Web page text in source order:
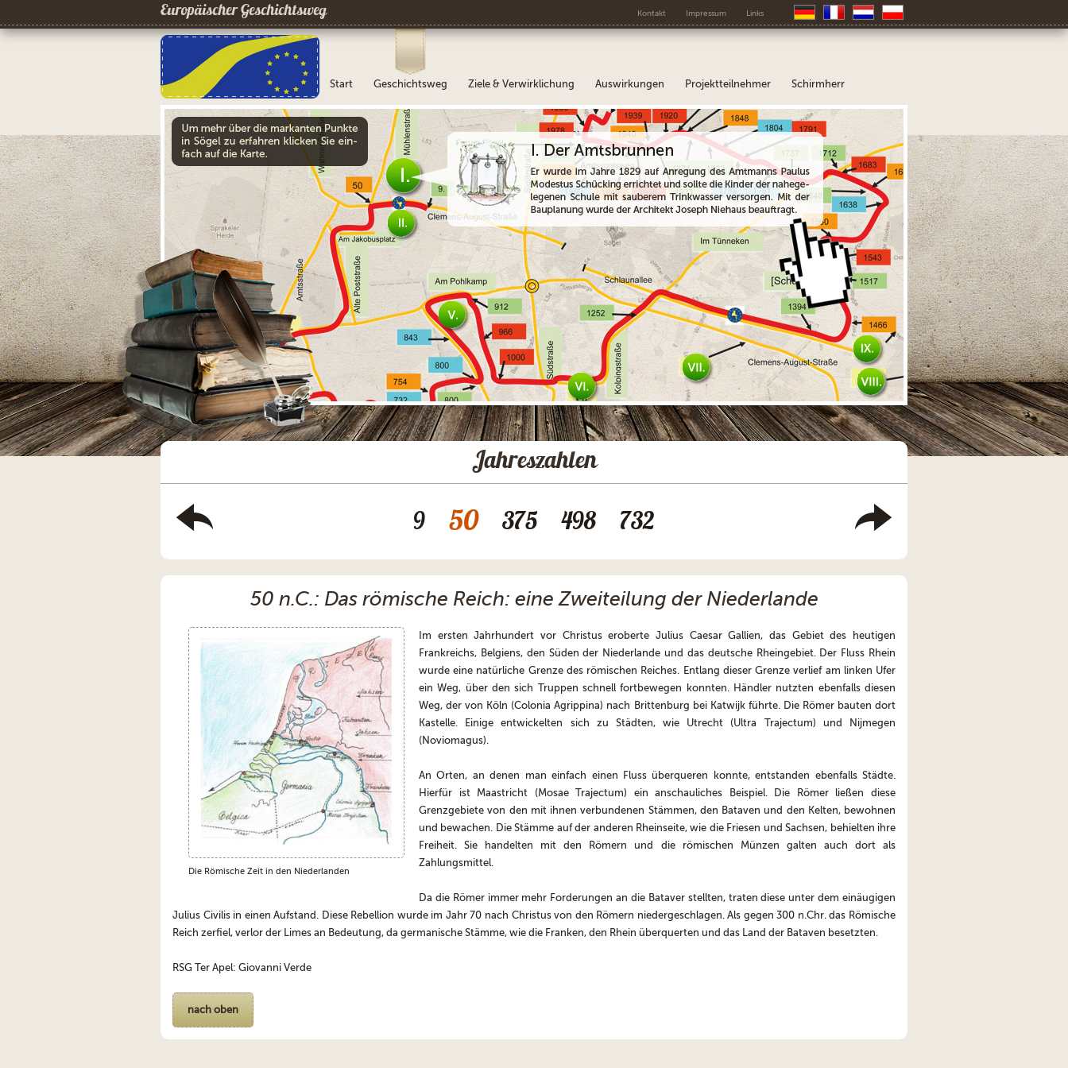
Europäischer Geschichtsweg Kontakt Impressum Links
Start Geschichtsweg Ziele & Verwirklichung Auswirkungen Projektteilnehmer Schirmherr
Jahreszahlen
9 50 375 498 732
50 n.C.: Das römische Reich: eine Zweiteilung der Niederlande
Die Römische Zeit in den Niederlanden
Im ersten Jahrhundert vor Christus eroberte Julius Caesar Gallien, das Gebiet des heutigen
Frankreichs, Belgiens, den Süden der Niederlande und das deutsche Rheingebiet. Der Fluss Rhein
wurde eine natürliche Grenze des römischen Reiches. Entlang dieser Grenze verlief am linken Ufer
ein Weg, über den sich Truppen schnell fortbewegen konnten. Händler nutzten ebenfalls diesen
Weg, der von Köln (Colonia Agrippina) nach Brittenburg bei Katwijk führte. Die Römer bauten dort
Kastelle. Einige entwickelten sich zu Städten, wie Utrecht (Ultra Trajectum) und Nijmegen
(Noviomagus).
An Orten, an denen man einfach einen Fluss überqueren konnte, entstanden ebenfalls Städte.
Hierfür ist Maastricht (Mosae Trajectum) ein anschauliches Beispiel. Die Römer ließen diese
Grenzgebiete von den mit ihnen verbundenen Stämmen, den Bataven und den Kelten, bewohnen
und bewachen. Die Stämme auf der anderen Rheinseite, wie die Friesen und Sachsen, behielten ihre
Freiheit. Sie handelten mit den Römern und die römischen Münzen galten auch dort als
Zahlungsmittel.
Da die Römer immer mehr Forderungen an die Bataver stellten, traten diese unter dem einäugigen
Julius Civilis in einen Aufstand. Diese Rebellion wurde im Jahr 70 nach Christus von den Römern niedergeschlagen. Als gegen 300 n.Chr. das Römische
Reich zerfiel, verlor der Limes an Bedeutung, da germanische Stämme, wie die Franken, den Rhein überquerten und das Land der Bataven besetzten.
RSG Ter Apel: Giovanni Verde
nach oben